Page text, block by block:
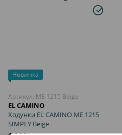
Новинка
Артикул: ME 1215 Beige
EL CAMINO
Ходунки EL CAMINO ME 1215
SIMPLY Beige